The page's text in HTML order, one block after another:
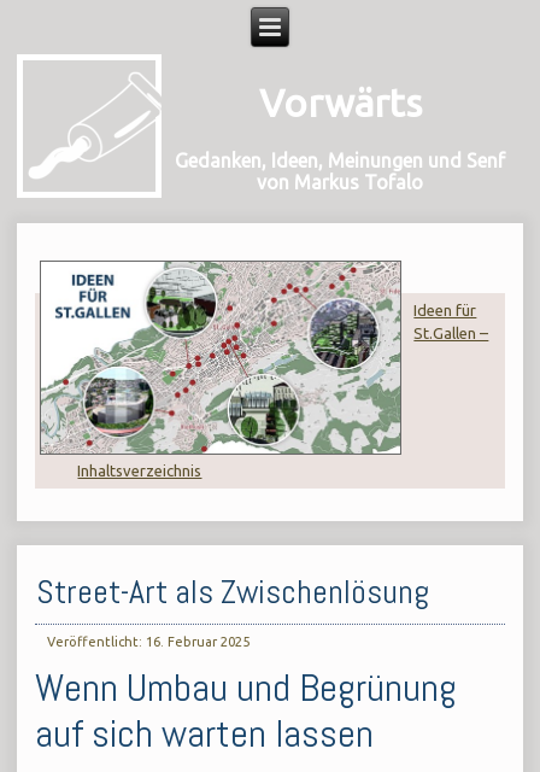
Vorwärts
Gedanken, Ideen, Meinungen und Senf
von Markus Tofalo
Ideen für
St.Gallen –
Inhaltsverzeichnis
Street-Art als Zwischenlösung
Veröffentlicht: 16. Februar 2025
Wenn Umbau und Begrünung
auf sich warten lassen